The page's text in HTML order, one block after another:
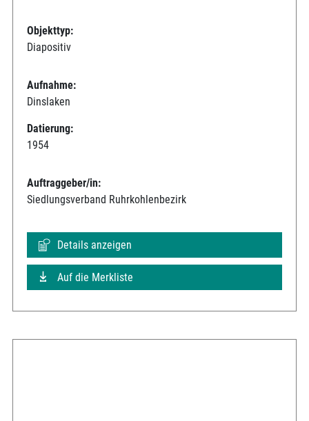
Objekttyp:
Diapositiv
Aufnahme:
Dinslaken
Datierung:
1954
Auftraggeber/in:
Siedlungsverband Ruhrkohlenbezirk
Details anzeigen
Auf die Merkliste